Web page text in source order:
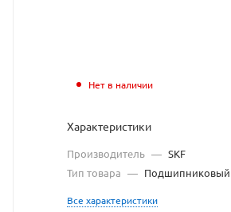
Нет в наличии
Характеристики
Производитель — SKF
Тип товара — Подшипниковый
Все характеристики